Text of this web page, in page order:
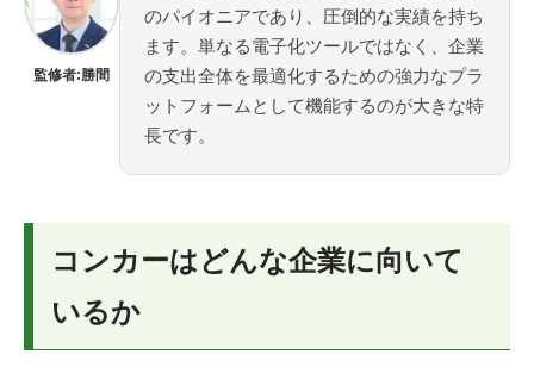
監修者:勝間
のパイオニアであり、圧倒的な実績を持ち
ます。単なる電子化ツールではなく、企業
の支出全体を最適化するための強力なプラ
ットフォームとして機能するのが大きな特
長です。
コンカーはどんな企業に向いて
いるか